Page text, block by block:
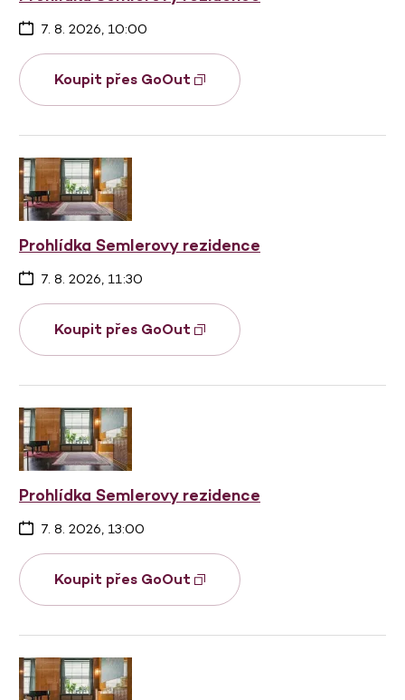
7. 8. 2026, 10:00
Koupit přes GoOut
Prohlídka Semlerovy rezidence
7. 8. 2026, 11:30
Koupit přes GoOut
Prohlídka Semlerovy rezidence
7. 8. 2026, 13:00
Koupit přes GoOut